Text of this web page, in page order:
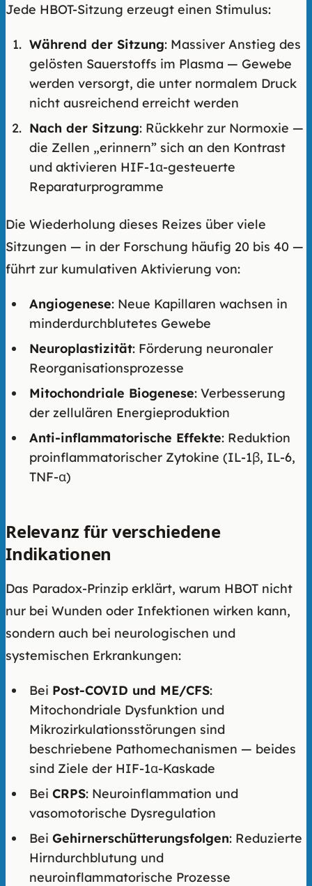
Jede HBOT-Sitzung erzeugt einen Stimulus:
Während der Sitzung: Massiver Anstieg des
gelösten Sauerstoffs im Plasma — Gewebe
werden versorgt, die unter normalem Druck
nicht ausreichend erreicht werden
Nach der Sitzung: Rückkehr zur Normoxie —
die Zellen „erinnern” sich an den Kontrast
und aktivieren HIF-1α-gesteuerte
Reparaturprogramme
Die Wiederholung dieses Reizes über viele
Sitzungen — in der Forschung häufig 20 bis 40 —
führt zur kumulativen Aktivierung von:
Angiogenese: Neue Kapillaren wachsen in
minderdurchblutetes Gewebe
Neuroplastizität: Förderung neuronaler
Reorganisationsprozesse
Mitochondriale Biogenese: Verbesserung
der zellulären Energieproduktion
Anti-inflammatorische Effekte: Reduktion
proinflammatorischer Zytokine (IL-1β, IL-6,
TNF-α)
Relevanz für verschiedene
Indikationen
Das Paradox-Prinzip erklärt, warum HBOT nicht
nur bei Wunden oder Infektionen wirken kann,
sondern auch bei neurologischen und
systemischen Erkrankungen:
Bei Post-COVID und ME/CFS:
Mitochondriale Dysfunktion und
Mikrozirkulationsstörungen sind
beschriebene Pathomechanismen — beides
sind Ziele der HIF-1α-Kaskade
Bei CRPS: Neuroinflammation und
vasomotorische Dysregulation
Bei Gehirnerschütterungsfolgen: Reduzierte
Hirndurchblutung und
neuroinflammatorische Prozesse